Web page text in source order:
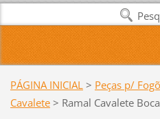
PÁGINA INICIAL > Peças p/
Cavalete > Ramal Cavalete